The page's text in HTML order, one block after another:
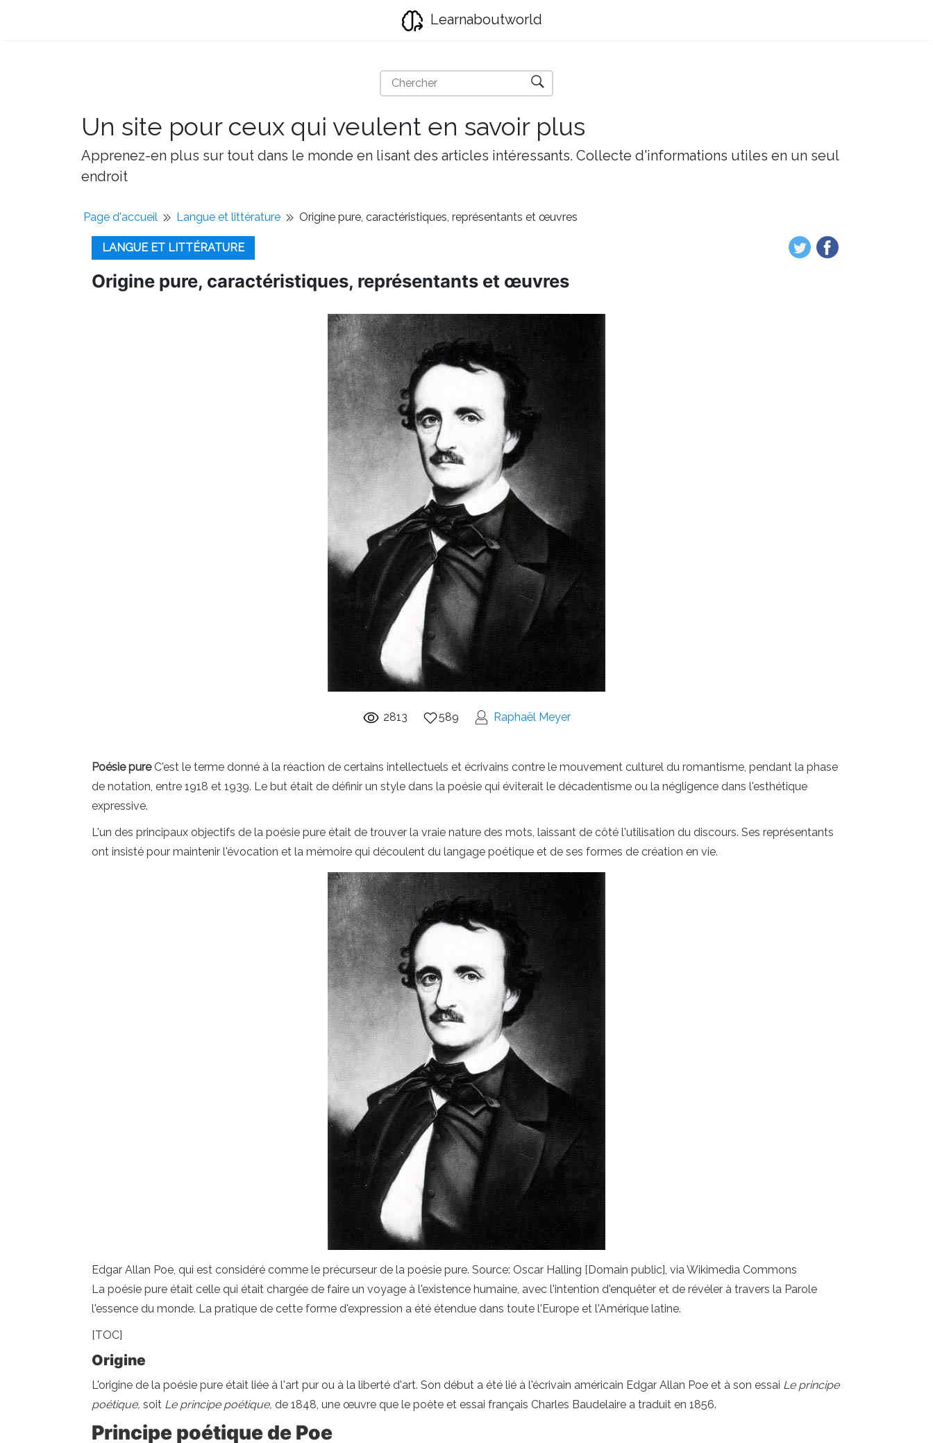
Learnaboutworld
Un site pour ceux qui veulent en savoir plus
Apprenez-en plus sur tout dans le monde en lisant des articles intéressants. Collecte d'informations utiles en un seul
endroit
Page d'accueil Langue et littérature Origine pure, caractéristiques, représentants et œuvres
LANGUE ET LITTÉRATURE
Origine pure, caractéristiques, représentants et œuvres
2813 589 Raphaël Meyer
Poésie pure C'est le terme donné à la réaction de certains intellectuels et écrivains contre le mouvement culturel du romantisme, pendant la phase
de notation, entre 1918 et 1939. Le but était de définir un style dans la poésie qui éviterait le décadentisme ou la négligence dans l'esthétique
expressive.
L'un des principaux objectifs de la poésie pure était de trouver la vraie nature des mots, laissant de côté l'utilisation du discours. Ses représentants
ont insisté pour maintenir l'évocation et la mémoire qui découlent du langage poétique et de ses formes de création en vie.
Edgar Allan Poe, qui est considéré comme le précurseur de la poésie pure. Source: Oscar Halling [Domain public], via Wikimedia Commons
La poésie pure était celle qui était chargée de faire un voyage à l'existence humaine, avec l'intention d'enquêter et de révéler à travers la Parole
l'essence du monde. La pratique de cette forme d'expression a été étendue dans toute l'Europe et l'Amérique latine.
[TOC]
Origine
L'origine de la poésie pure était liée à l'art pur ou à la liberté d'art. Son début a été lié à l'écrivain américain Edgar Allan Poe et à son essai Le principe
poétique, soit Le principe poétique, de 1848, une œuvre que le poète et essai français Charles Baudelaire a traduit en 1856.
Principe poétique de Poe